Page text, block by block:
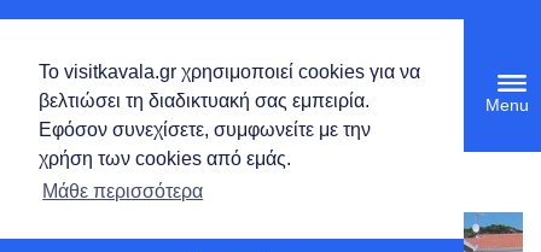
Ανοίξτε τη γραμμή εργαλείων
Το visitkavala.gr χρησιμοποιεί cookies για να
βελτιώσει τη διαδικτυακή σας εμπειρία.
Εφόσον συνεχίσετε, συμφωνείτε με την
χρήση των cookies από εμάς.
Μάθε περισσότερα